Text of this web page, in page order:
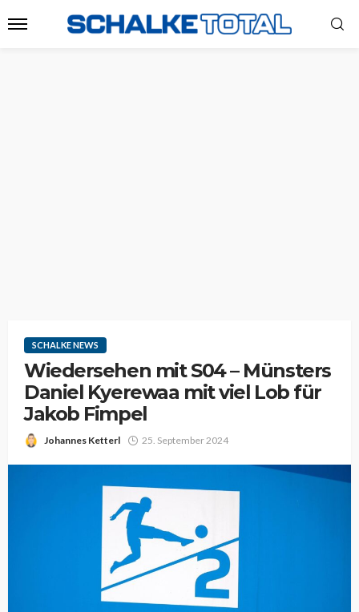
SCHALKE NEWS
Wiedersehen mit S04 – Münsters
Daniel Kyerewaa mit viel Lob für
Jakob Fimpel
Johannes Ketterl 25. September 2024